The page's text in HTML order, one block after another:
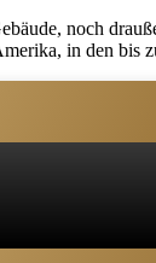
noch
in den bis